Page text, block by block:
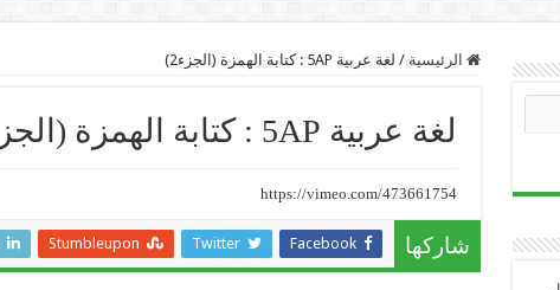
الرئيسية / لغة عربية 5AP : كتابة الهمزة (الجزء2)
لغة عربية 5AP : كتابة الهمزة (الجزء2)
https://vimeo.com/473661754
شاركها Facebook
Twitter
Stumbleupon